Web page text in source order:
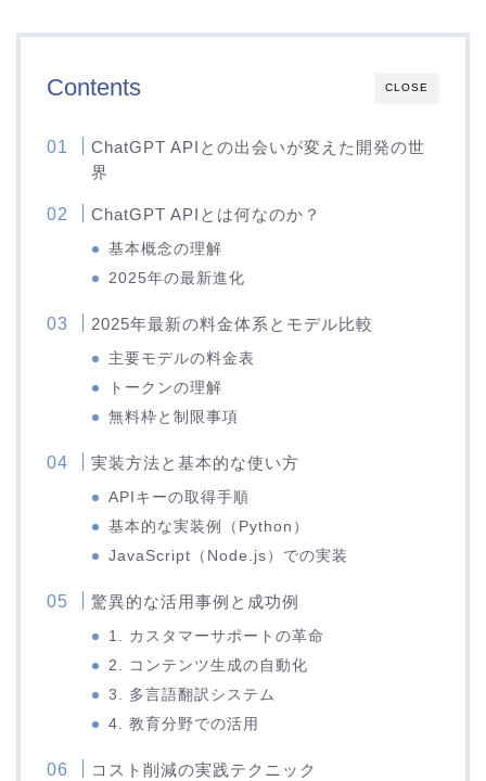
CLOSE
Contents
ChatGPT APIとの出会いが変えた開発の世
界
ChatGPT APIとは何なのか？
基本概念の理解
2025年の最新進化
2025年最新の料金体系とモデル比較
主要モデルの料金表
トークンの理解
無料枠と制限事項
実装方法と基本的な使い方
APIキーの取得手順
基本的な実装例（Python）
JavaScript（Node.js）での実装
驚異的な活用事例と成功例
1. カスタマーサポートの革命
2. コンテンツ生成の自動化
3. 多言語翻訳システム
4. 教育分野での活用
コスト削減の実践テクニック